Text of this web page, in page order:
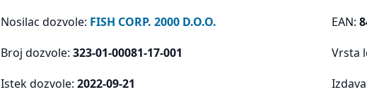
Nosilac dozvole: FISH CORP. 2000 D.O.O.
Broj dozvole: 323-01-00081-17-001
Istek dozvole: 2022-09-21
EAN:
Vrsta